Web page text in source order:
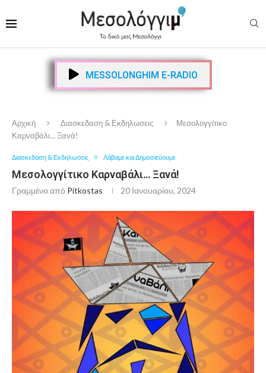
MESSOLONGHIM E-RADIO
Αρχική Διασκεδαση & Εκδηλωσεις
Μεσολογγίτικο
Καρναβάλι… Ξανά!
Διασκεδαση & Εκδηλωσεις Λάβαμε και Δημοσιεύουμε
Μεσολογγίτικο Καρναβάλι… Ξανά!
Γραμμένο από Pitkostas 20 Ιανουαρίου, 2024